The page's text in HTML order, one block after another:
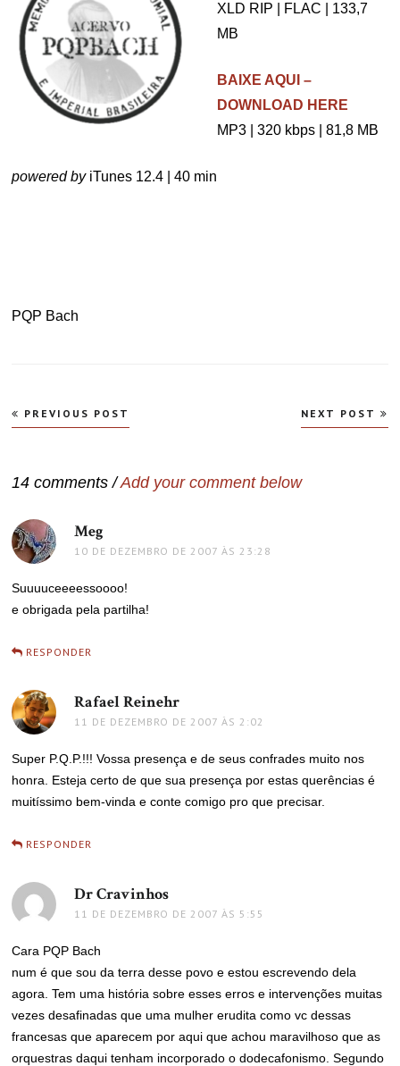
XLD RIP | FLAC | 133,7
MB
BAIXE AQUI –
DOWNLOAD HERE
MP3 | 320 kbps | 81,8 MB
powered byiTunes 12.4 | 40 min
PQP Bach
Navegação
de
PREVIOUS POST NEXT POST
14 comments /Add your comment below
Meg
10 DE DEZEMBRO DE 2007 ÀS 23:28
Suuuuceeeessoooo!
e obrigada pela partilha!
RESPONDER
Rafael Reinehr
11 DE DEZEMBRO DE 2007 ÀS 2:02
Super P.Q.P.!!! Vossa presença e de seus confrades muito nos
honra. Esteja certo de que sua presença por estas querências é
muitíssimo bem-vinda e conte comigo pro que precisar.
RESPONDER
Dr Cravinhos
11 DE DEZEMBRO DE 2007 ÀS 5:55
Cara PQP Bach
num é que sou da terra desse povo e estou escrevendo dela
agora. Tem uma história sobre esses erros e intervenções muitas
vezes desafinadas que uma mulher erudita como vc dessas
francesas que aparecem por aqui que achou maravilhoso que as
orquestras daqui tenham incorporado o dodecafonismo. Segundo